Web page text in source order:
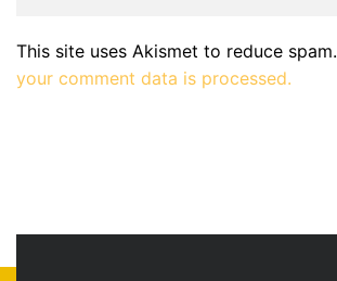
This site uses Akismet to reduce spam.
your comment data is processed.